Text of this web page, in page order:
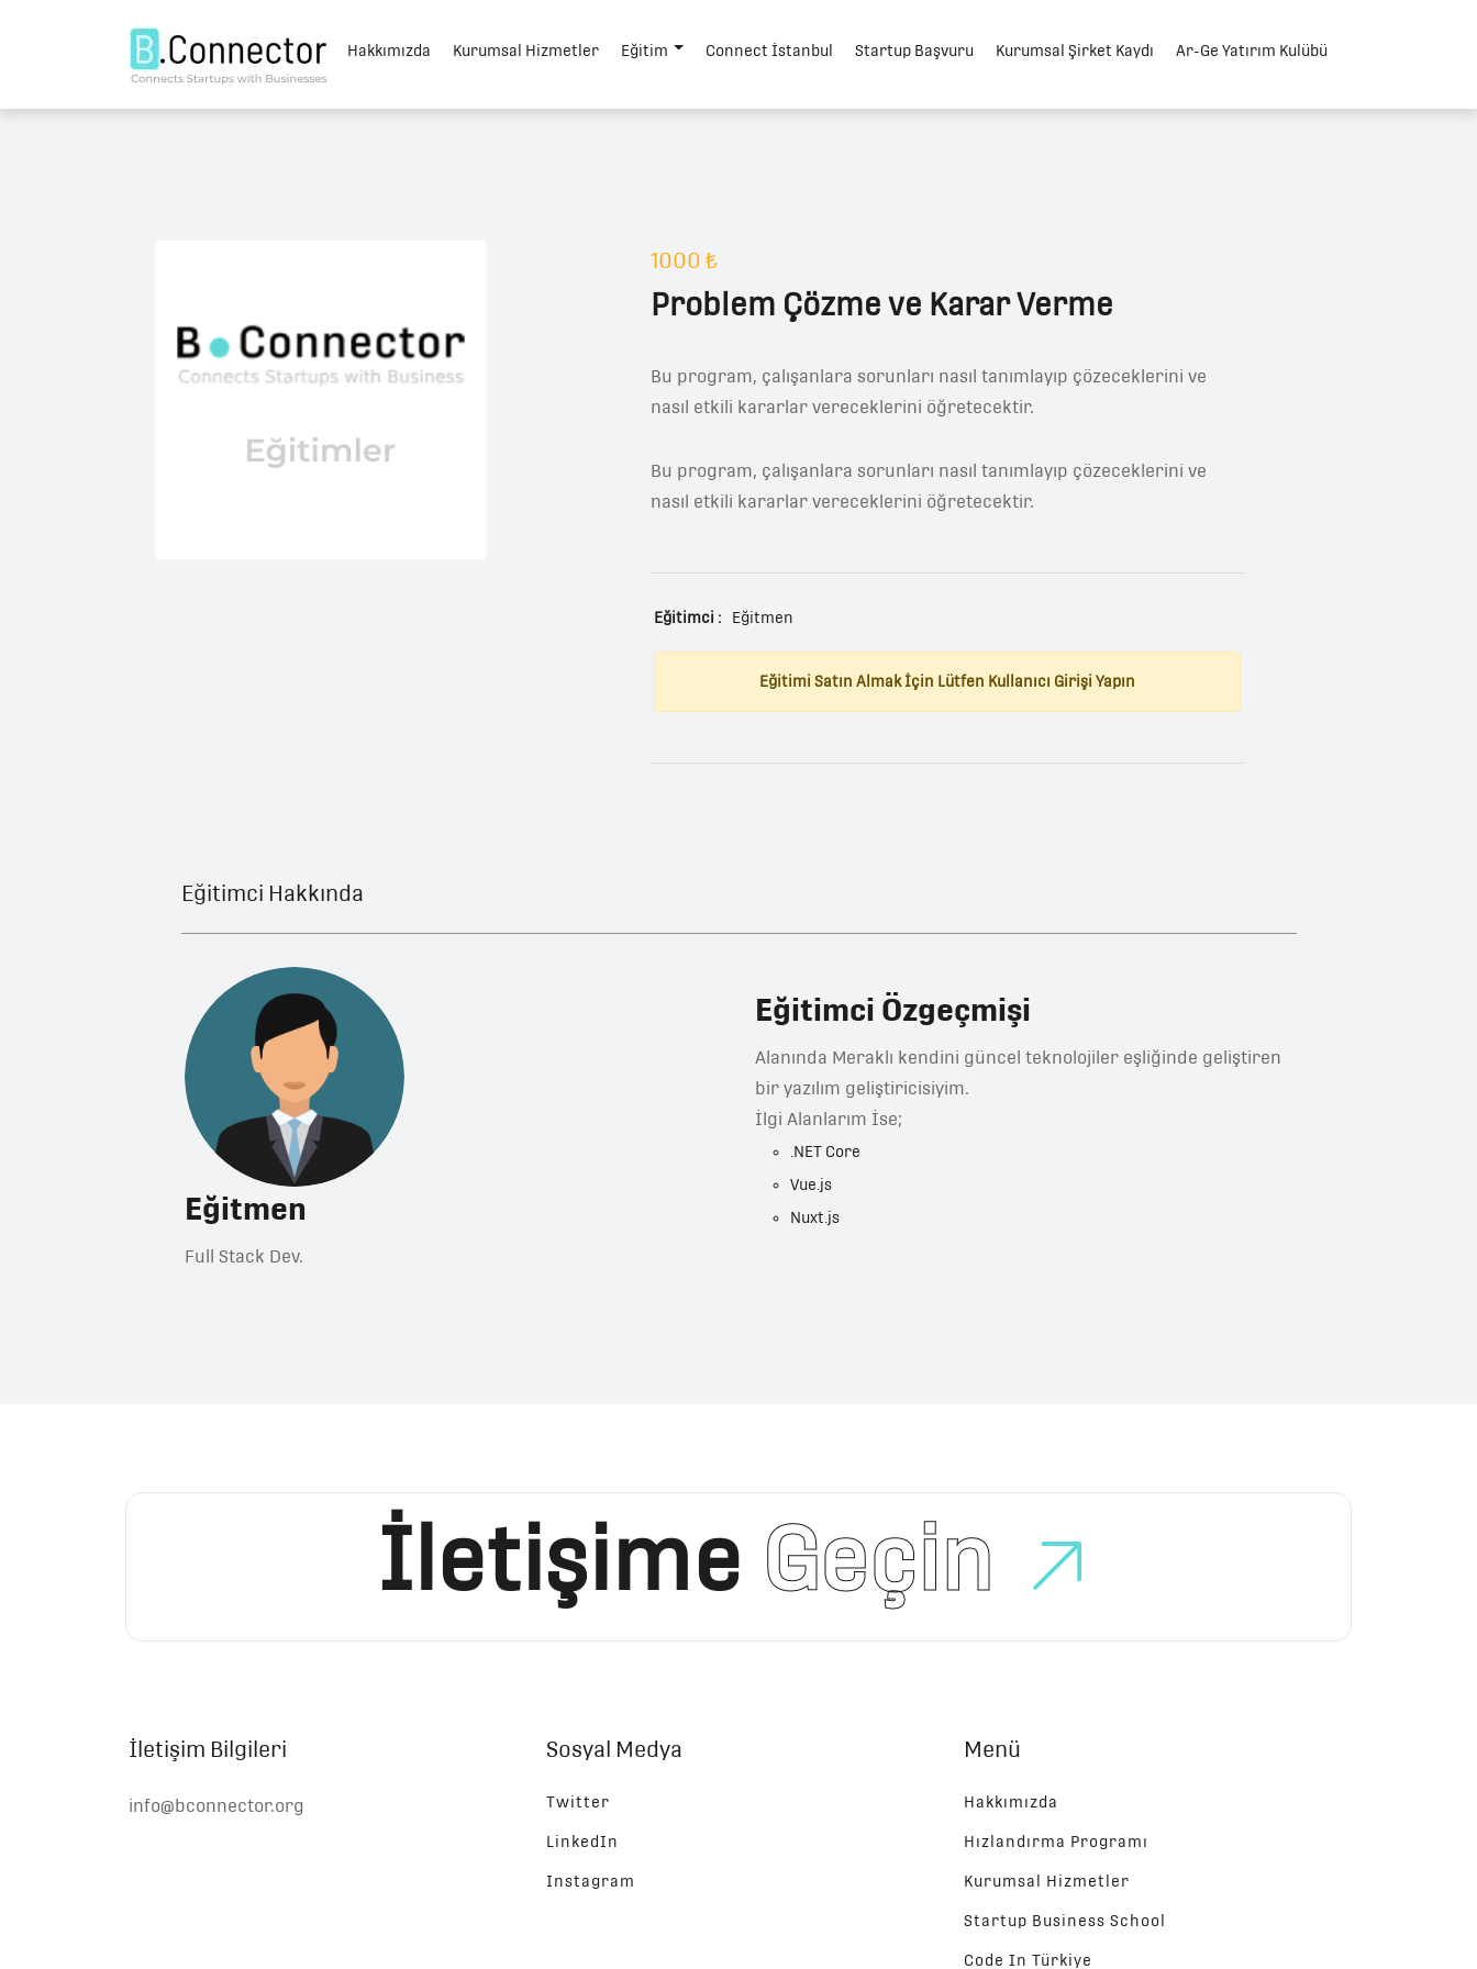
Hakkımızda Kurumsal Hizmetler Eğitim Connect İstanbul Startup Başvuru Kurumsal Şirket Kaydı Ar-Ge Yatırım Kulübü
1000 ₺
Problem Çözme ve Karar Verme
Bu program, çalışanlara sorunları nasıl tanımlayıp çözeceklerini ve
nasıl etkili kararlar vereceklerini öğretecektir.
Bu program, çalışanlara sorunları nasıl tanımlayıp çözeceklerini ve
nasıl etkili kararlar vereceklerini öğretecektir.
Eğitimci : Eğitmen
Eğitimi Satın Almak İçin Lütfen Kullanıcı Girişi Yapın
Eğitimci Hakkında
Eğitmen
Full Stack Dev.
Eğitimci Özgeçmişi
Alanında Meraklı kendini güncel teknolojiler eşliğinde geliştiren
bir yazılım geliştiricisiyim.
İlgi Alanlarım İse;
.NET Core
Vue.js
Nuxt.js
İletişime Geçin
İletişim Bilgileri
info@bconnector.org
Sosyal Medya
Twitter
LinkedIn
Instagram
Menü
Hakkımızda
Hızlandırma Programı
Kurumsal Hizmetler
Startup Business School
Code In Türkiye